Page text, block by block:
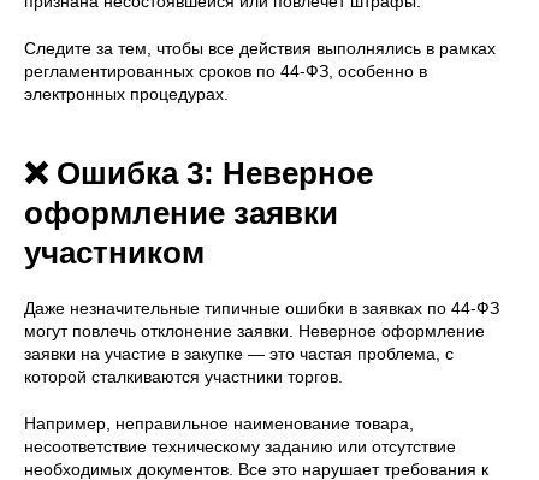
Следите за тем, чтобы все действия выполнялись в рамках
регламентированных сроков по 44-ФЗ, особенно в
электронных процедурах.
❌ Ошибка 3: Неверное
оформление заявки
участником
Даже незначительные типичные ошибки в заявках по 44-ФЗ
могут повлечь отклонение заявки. Неверное оформление
заявки на участие в закупке — это частая проблема, с
которой сталкиваются участники торгов.
Например, неправильное наименование товара,
несоответствие техническому заданию или отсутствие
необходимых документов. Все это нарушает требования к